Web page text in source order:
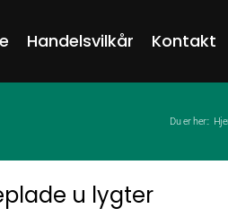
Handelsvilkår Kontakt
Du er her::
u lygter